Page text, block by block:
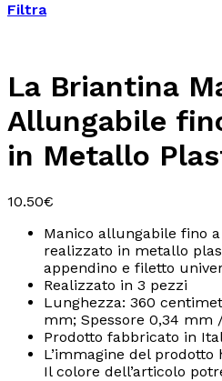
Filtra
La Briantina
Allungabile
in Metallo
10.50€
Manico allungabile fino
realizzato in metallo
appendino e filetto
Realizzato in 3 pezzi
Lunghezza: 360
mm; Spessore 0,34 mm
Prodotto fabbricato in
L’immagine del prodotto
Il colore dell’articolo